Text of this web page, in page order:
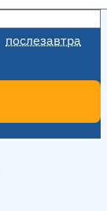
послезавтра